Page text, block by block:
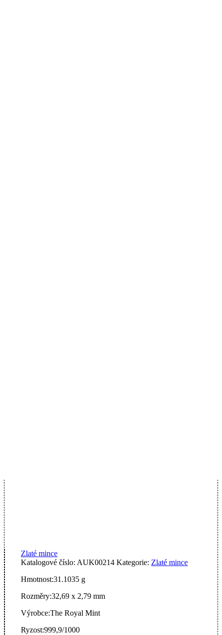
Zlaté mince
Katalogové číslo: AUK00214 Kategorie: Zlaté mince
Hmotnost:31.1035 g
Rozměry:32,69 x 2,79 mm
Výrobce:The Royal Mint
Ryzost:999,9/1000